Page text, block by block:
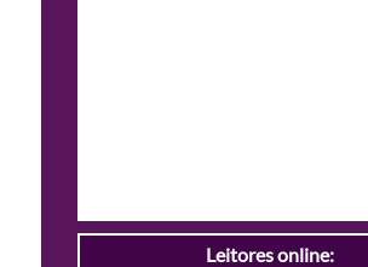
Leitores online: